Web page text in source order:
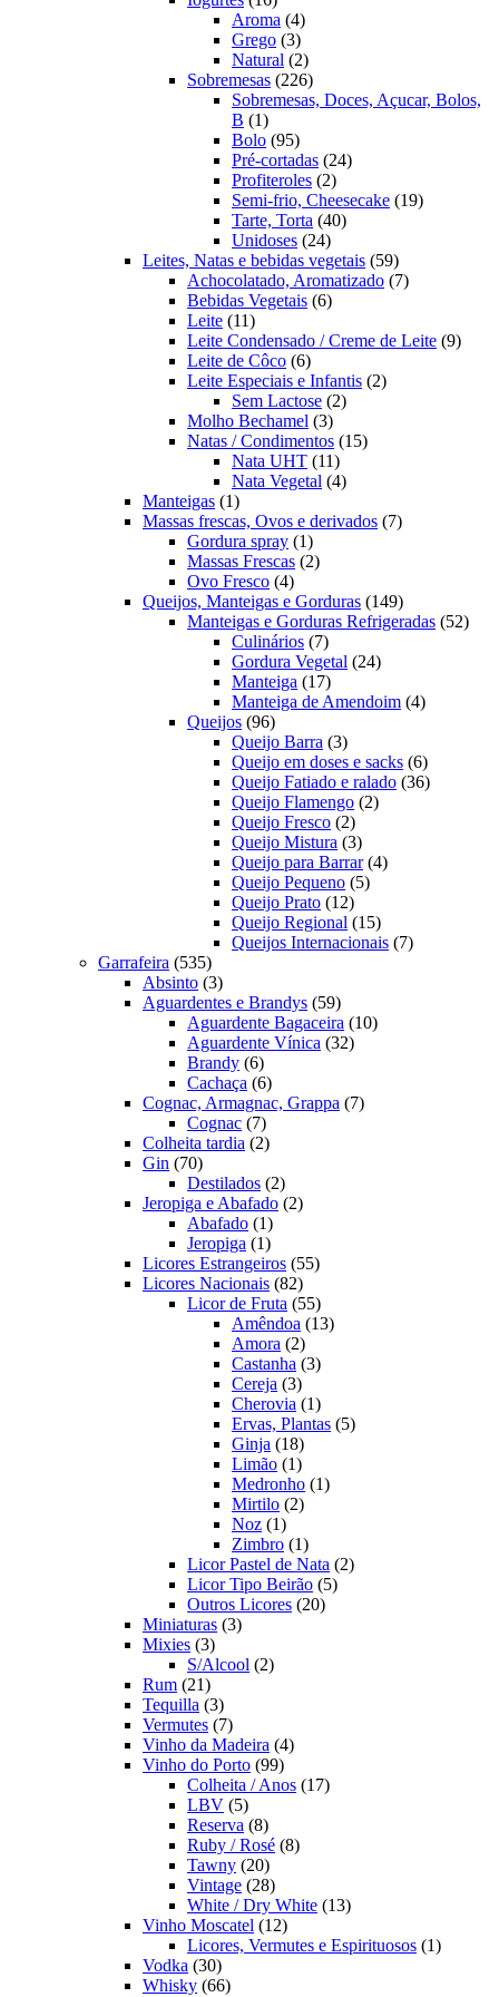
produtos
Aroma 44
produtos
Grego 33
produtos
Natural 22
produtos
Sobremesas 226226
produtos
Sobremesas, Doces, Açucar, Bolos,
B
11
produto
Bolo 9595
produtos
Pré-cortadas 2424
Profiteroles 22
produtos
Semi-frio, Cheesecake 1919
Tarte, Torta 4040
Unidoses 2424
produtos
Leites, Natas e bebidas vegetais 5959
produtos
Achocolatado, Aromatizado 77
Bebidas Vegetais 66
Leite 1111
produtos
Leite Condensado / Creme de Leite 99
Leite de Côco 66
produtos
Leite Especiais e Infantis 22
Sem Lactose 22
Molho Bechamel 33
produtos
Natas / Condimentos 1515
Nata UHT 1111
produtos
Nata Vegetal 44
Manteigas 11
produto
Massas frescas, Ovos e derivados 77
Gordura spray 11
produto
Massas Frescas 22
Ovo Fresco 44
produtos
Queijos, Manteigas e Gorduras 149149
produtos
Manteigas e Gorduras Refrigeradas 5252
Culinários 77
produtos
Gordura Vegetal 2424
Manteiga 1717
produtos
Manteiga de Amendoim 44
Queijos 9696
produtos
Queijo Barra 33
produtos
Queijo em doses e sacks 66
produtos
Queijo Fatiado e ralado 3636
Queijo Flamengo 22
Queijo Fresco 22
produtos
Queijo Mistura 33
produtos
Queijo para Barrar 44
Queijo Pequeno 55
Queijo Prato 1212
produtos
Queijo Regional 1515
produtos
Queijos Internacionais 77
Garrafeira 535535
produtos
Absinto 33
produtos
Aguardentes e Brandys 5959
produtos
Aguardente Bagaceira 1010
Aguardente Vínica 3232
Brandy 66
produtos
Cachaça 66
produtos
Cognac, Armagnac, Grappa 77
Cognac 77
produtos
Colheita tardia 22
Gin 7070
produtos
Destilados 22
produtos
Jeropiga e Abafado 22
Abafado 11
produto
Jeropiga 11
produto
Licores Estrangeiros 5555
Licores Nacionais 8282
produtos
Licor de Fruta 5555
produtos
Amêndoa 1313
Amora 22
produtos
Castanha 33
Cereja 33
produtos
Cherovia 11
produto
Ervas, Plantas 55
Ginja 1818
produtos
Limão 11
produto
Medronho 11
Mirtilo 22
Noz 11
produto
Zimbro 11
produto
Licor Pastel de Nata 22
Licor Tipo Beirão 55
Outros Licores 2020
Miniaturas 33
Mixies 33
produtos
S/Alcool 22
Rum 2121
produtos
Tequilla 33
produtos
Vermutes 77
produtos
Vinho da Madeira 44
Vinho do Porto 9999
produtos
Colheita / Anos 1717
LBV 55
produtos
Reserva 88
produtos
Ruby / Rosé 88
Tawny 2020
produtos
Vintage 2828
produtos
White / Dry White 1313
Vinho Moscatel 1212
produtos
Licores, Vermutes e Espirituosos 11
Vodka 3030
produtos
Whisky 6666